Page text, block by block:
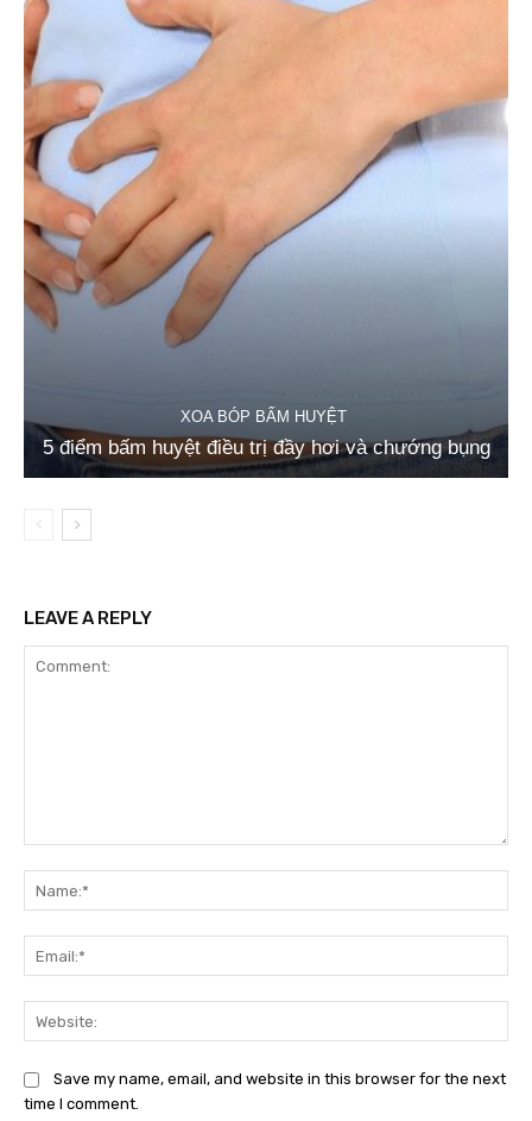
XOA BÓP BẤM HUYỆT
5 điểm bấm huyệt điều trị đầy hơi và chướng bụng
LEAVE A REPLY
Save my name, email, and website in this browser for the next
time I comment.